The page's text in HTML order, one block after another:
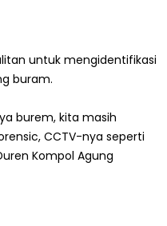
untuk mengidentifikasi
buram.
burem, kita masih
CCTV-nya seperti
Kompol Agung